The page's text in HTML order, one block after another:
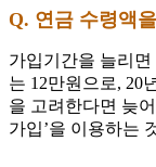
Q. 연금 수령액
가입기간을 늘리면
는 12만원으로, 20
을 고려한다면 늦
가입’을 이용하는